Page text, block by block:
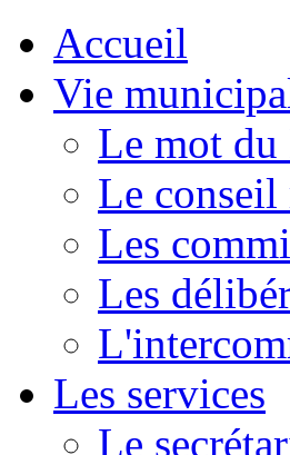
Accueil
Vie
Le mot
Le
Les
Les
Les services
Le